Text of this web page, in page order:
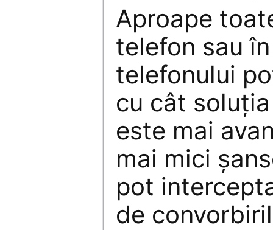
Aproape
telefon sau
telefonului
cu cât
este mai
mai mici
pot
de